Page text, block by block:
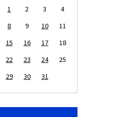
1 2 3
4
8 9 10
11
15 16 17
18
22 23 24
25
29 30 31